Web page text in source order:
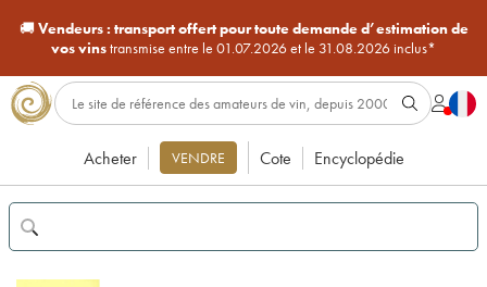
🚚Vendeurs : transport offert pour toute demande d’estimation de
vos vinstransmise entre le 01.07.2026 et le 31.08.2026 inclus*
Acheter VENDRE Cote Encyclopédie